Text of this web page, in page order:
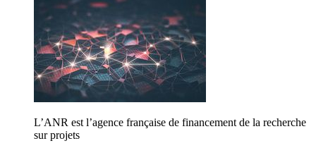
L’ANR est l’agence française de financement de la recherche
sur projets